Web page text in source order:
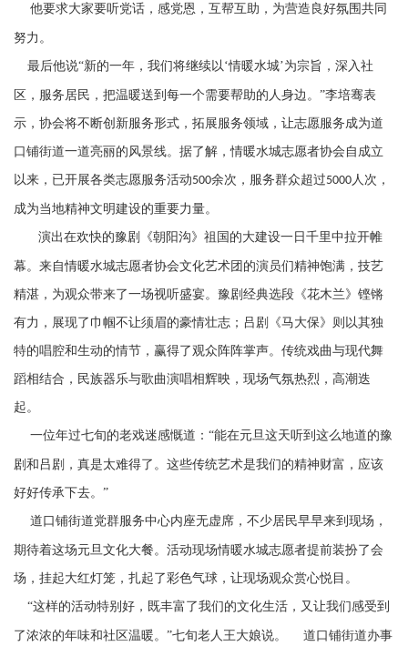
他要求大家要听党话，感党恩，互帮互助，为营造良好氛围共同
努力。
最后他说“新的一年，我们将继续以‘情暖水城’为宗旨，深入社
区，服务居民，把温暖送到每一个需要帮助的人身边。”李培骞表
示，协会将不断创新服务形式，拓展服务领域，让志愿服务成为道
口铺街道一道亮丽的风景线。据了解，情暖水城志愿者协会自成立
以来，已开展各类志愿服务活动500余次，服务群众超过5000 人次，
成为当地精神文明建设的重要力量。
演出在欢快的豫剧《朝阳沟》祖国的大建设一日千里中拉开帷
幕。来自情暖水城志愿者协会文化艺术团的演员们精神饱满，技艺
精湛，为观众带来了一场视听盛宴。豫剧经典选段《花木兰》铿锵
有力，展现了巾帼不让须眉的豪情壮志；吕剧《马大保》则以其独
特的唱腔和生动的情节，赢得了观众阵阵掌声。传统戏曲与现代舞
蹈相结合，民族器乐与歌曲演唱相辉映，现场气氛热烈，高潮迭
起。
一位年过七旬的老戏迷感慨道：“能在元旦这天听到这么地道的豫
剧和吕剧，真是太难得了。这些传统艺术是我们的精神财富，应该
好好传承下去。”
道口铺街道党群服务中心内座无虚席，不少居民早早来到现场，
期待着这场元旦文化大餐。活动现场情暖水城志愿者提前装扮了会
场，挂起大红灯笼，扎起了彩色气球，让现场观众赏心悦目。
“这样的活动特别好，既丰富了我们的文化生活，又让我们感受到
了浓浓的年味和社区温暖。”七旬老人王大娘说。 道口铺街道办事